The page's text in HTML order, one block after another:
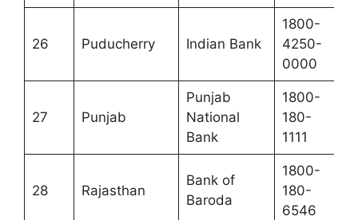
26 Puducherry Indian Bank
1800-
4250-
0000
27 Punjab
Punjab
National
Bank
1800-
180-
1111
28 Rajasthan
Bank of
Baroda
1800-
180-
6546